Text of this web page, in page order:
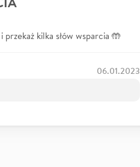
przekaż kilka słów wsparcia 🤲
06.01.2023